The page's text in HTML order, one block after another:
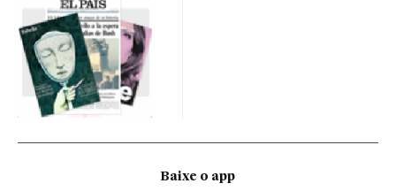
Baixe o app